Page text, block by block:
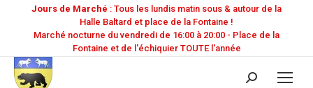
Jours de Marché : Tous les lundis matin sous & autour de la
Halle Baltard et place de la Fontaine !
Marché nocturne du vendredi de 16:00 à 20:00 - Place de la
Fontaine et de l'échiquier TOUTE l'année
Recherche